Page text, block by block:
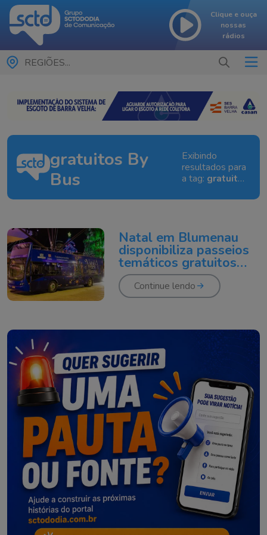
Clique e ouça
nossas
rádios
REGIÕES...
gratuitos By
Bus
Exibindo
resultados para
a tag: gratuitos
Natal em Blumenau
disponibiliza passeios
temáticos gratuitos
pelo By Bus
Continue lendo